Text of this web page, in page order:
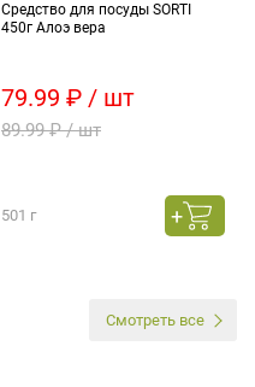
Средство для посуды SORTI
450г Алоэ вера
79.99 ₽ / шт
89.99 ₽ / шт
501 г
Смотреть все